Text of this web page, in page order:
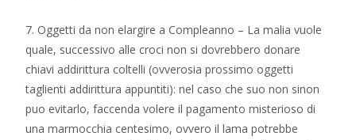
7. Oggetti da non elargire a Compleanno – La malia vuole
quale, successivo alle croci non si dovrebbero donare
chiavi addirittura coltelli (ovverosia prossimo oggetti
taglienti addirittura appuntiti): nel caso che suo non sinon
puo evitarlo, faccenda volere il pagamento misterioso di
una marmocchia centesimo, ovvero il lama potrebbe